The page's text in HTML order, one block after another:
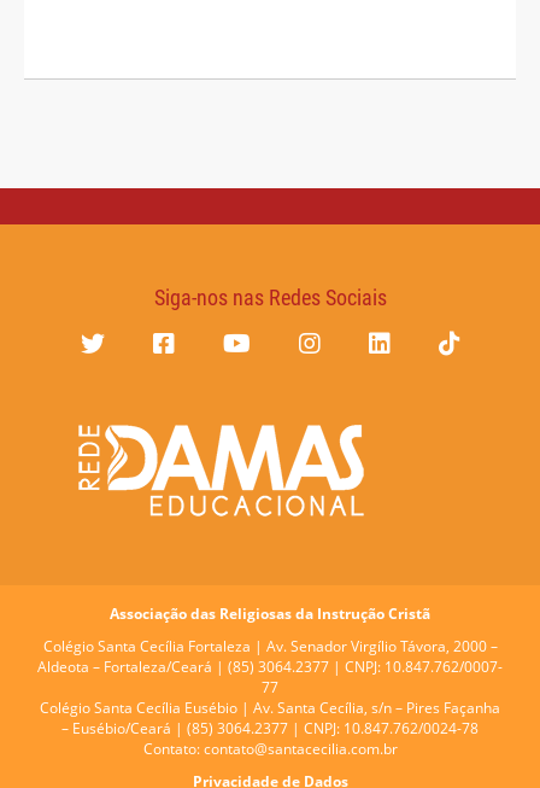
Siga-nos nas Redes Sociais
Associação das Religiosas da Instrução Cristã
Colégio Santa Cecília Fortaleza | Av. Senador Virgílio Távora, 2000 –
Aldeota – Fortaleza/Ceará | (85) 3064.2377 | CNPJ: 10.847.762/0007-
77
Colégio Santa Cecília Eusébio | Av. Santa Cecília, s/n – Pires Façanha
– Eusébio/Ceará | (85) 3064.2377 | CNPJ: 10.847.762/0024-78
Contato: contato@santacecilia.com.br
Privacidade de Dados